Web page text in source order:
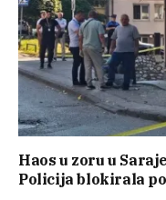
Haos u zoru u
Policija blokirala